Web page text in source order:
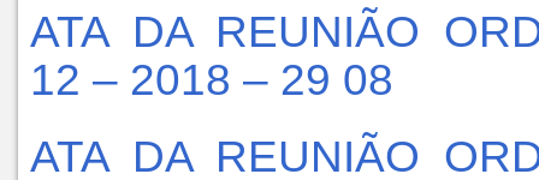
ATA DA REUNIÃO
12 – 2018 – 29 08
ATA DA REUNIÃO